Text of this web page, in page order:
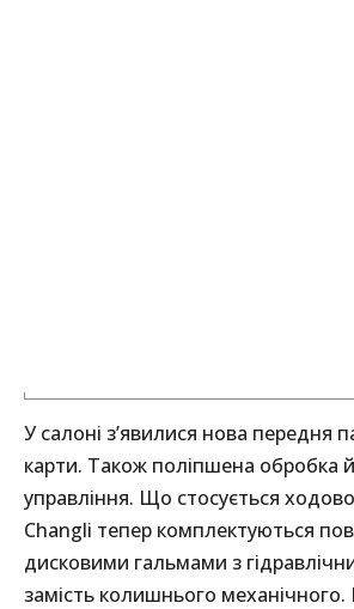
У салоні з’явилися нова передня
карти. Також поліпшена обробка
управління. Що стосується
Changli тепер комплектуються
дисковими гальмами з
замість колишнього